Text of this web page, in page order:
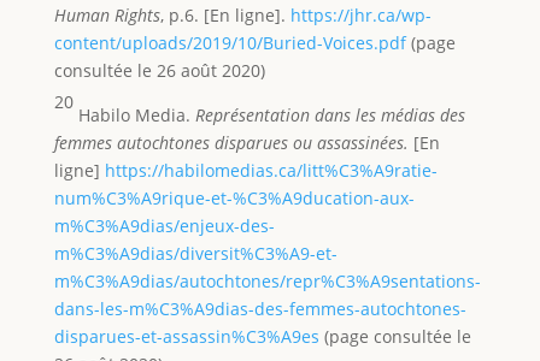
Human Rights, p.6. [En ligne]. https://jhr.ca/wp-
content/uploads/2019/10/Buried-Voices.pdf(page
consultée le 26 août 2020)
20
Habilo Media. Représentation dans les médias des
femmes autochtones disparues ou assassinées. [En
ligne] https://habilomedias.ca/litt%C3%A9ratie-
num%C3%A9rique-et-%C3%A9ducation-aux-
m%C3%A9dias/enjeux-des-
m%C3%A9dias/diversit%C3%A9-et-
m%C3%A9dias/autochtones/repr%C3%A9sentations-
dans-les-m%C3%A9dias-des-femmes-autochtones-
disparues-et-assassin%C3%A9es (page consultée le